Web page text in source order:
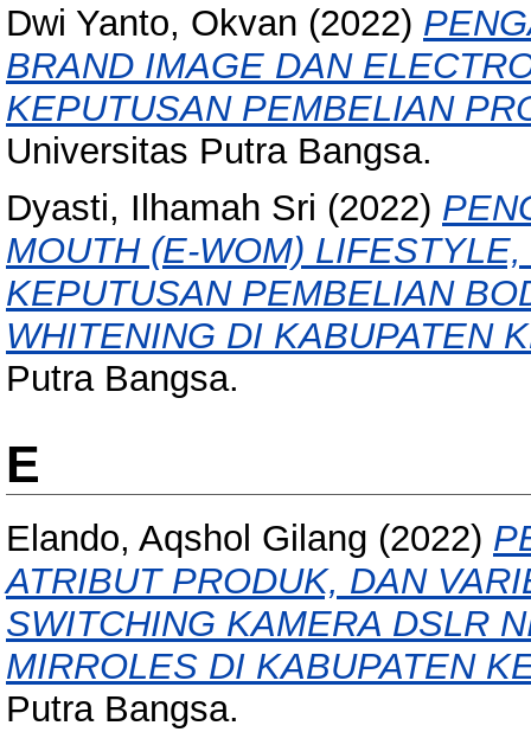
Dwi Yanto, Okvan (2022)
BRAND IMAGE DAN
KEPUTUSAN PEMBELIAN
Universitas Putra Bangsa.
Dyasti, Ilhamah Sri (2022)
MOUTH (E-WOM)
KEPUTUSAN PEMBELIAN
WHITENING DI KABUPATEN
Putra Bangsa.
E
Elando, Aqshol Gilang (2022)
ATRIBUT PRODUK, DAN
SWITCHING KAMERA DSLR
MIRROLES DI KABUPATEN
Putra Bangsa.